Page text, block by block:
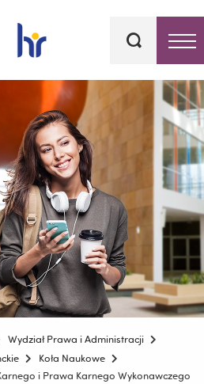
kluczowe
Wydział Prawa i Administracji
Koła Naukowe
i Prawa Karnego Wykonawczego